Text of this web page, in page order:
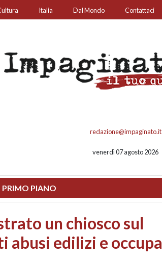
Italia Dal Mondo Contattaci
redazione@impaginato.it
venerdì 07 agosto 2026
PRIMO PIANO
su call center,
danni da maltempo